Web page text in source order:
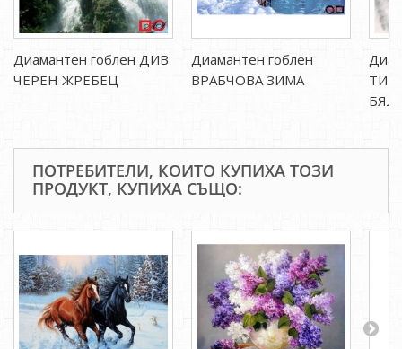
Диамантен гоблен ДИВ
ЧЕРЕН ЖРЕБЕЦ
Диамантен гоблен
ВРАБЧОВА ЗИМА
ПОТРЕБИТЕЛИ, КОИТО КУПИХА ТОЗИ
ПРОДУКТ, КУПИХА СЪЩО: